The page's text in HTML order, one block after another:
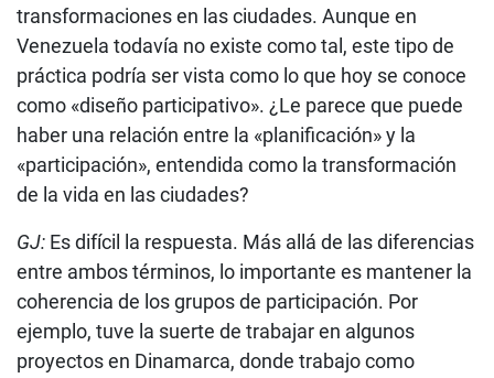
transformaciones en las ciudades. Aunque en
Venezuela todavía no existe como tal, este tipo de
práctica podría ser vista como lo que hoy se conoce
como «diseño participativo». ¿Le parece que puede
haber una relación entre la «planificación» y la
«participación», entendida como la transformación
de la vida en las ciudades?
GJ: Es difícil la respuesta. Más allá de las diferencias
entre ambos términos, lo importante es mantener la
coherencia de los grupos de participación. Por
ejemplo, tuve la suerte de trabajar en algunos
proyectos en Dinamarca, donde trabajo como